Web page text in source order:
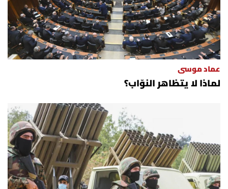
الرياضة
منوّعات
حظّك اليوم
فيديو
من نحن
عماد موسى
لماذا لا يتظاهر النوّاب؟